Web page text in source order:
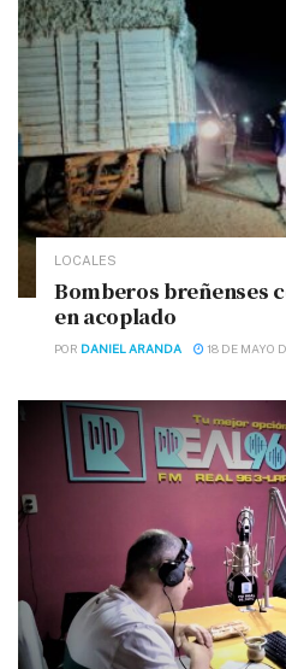
LOCALES
Bomberos breñenses
en acoplado
POR DANIEL ARANDA 18 DE MAYO